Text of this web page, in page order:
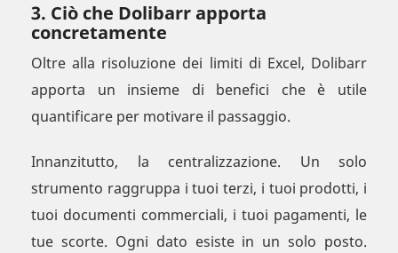
3. Ciò che Dolibarr apporta
concretamente
Oltre alla risoluzione dei limiti di Excel, Dolibarr
apporta un insieme di benefici che è utile
quantificare per motivare il passaggio.
Innanzitutto, la centralizzazione. Un solo
strumento raggruppa i tuoi terzi, i tuoi prodotti, i
tuoi documenti commerciali, i tuoi pagamenti, le
tue scorte. Ogni dato esiste in un solo posto.